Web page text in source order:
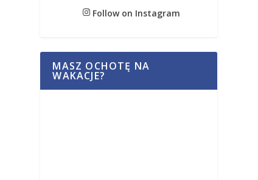
Follow on Instagram
MASZ OCHOTĘ NA
WAKACJE?